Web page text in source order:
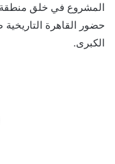
المشروع في خلق منطقة
حضور القاهرة
الكبرى.